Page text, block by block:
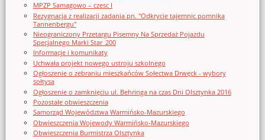
MPZP Samagowo – czesc I
Rezygnacja z realizacji zadania pn. "Odkrycie tajemnic pomnika
Tannenbergu"
Nieograniczony Przetargu Pisemny Na Sprzedaż Pojazdu
Specjalnego Marki Star_200
Informacje i komunikaty
Uchwała projekt nowego ustroju szkolnego
Ogłoszenie o zebraniu mieszkańców Sołectwa Drwęck - wybory
sołtysa
Ogłoszenie o zamknięciu ul. Behringa na czas Dni Olsztynka 2016
Pozostałe obwieszczenia
Samorząd Województwa Warmińsko-Mazurskiego
Obwieszczenia Wojewody Warmińsko-Mazurskiego
Obwieszczenia Burmistrza Olsztynka